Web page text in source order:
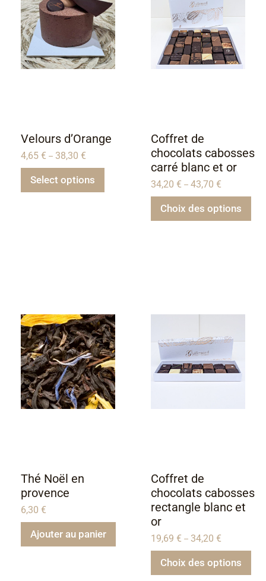
Velours d’Orange
4,65 € – 38,30 €
Select options
Coffret de
chocolats cabosses
carré blanc et or
34,20 € – 43,70 €
Choix des options
Thé Noël en
provence
6,30 €
Ajouter au panier
Coffret de
chocolats cabosses
rectangle blanc et
or
19,69 € – 34,20 €
Choix des options